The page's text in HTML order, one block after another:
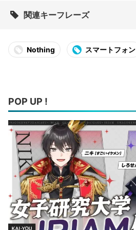
関連キーフレーズ
Nothing スマートフォン
POP UP !